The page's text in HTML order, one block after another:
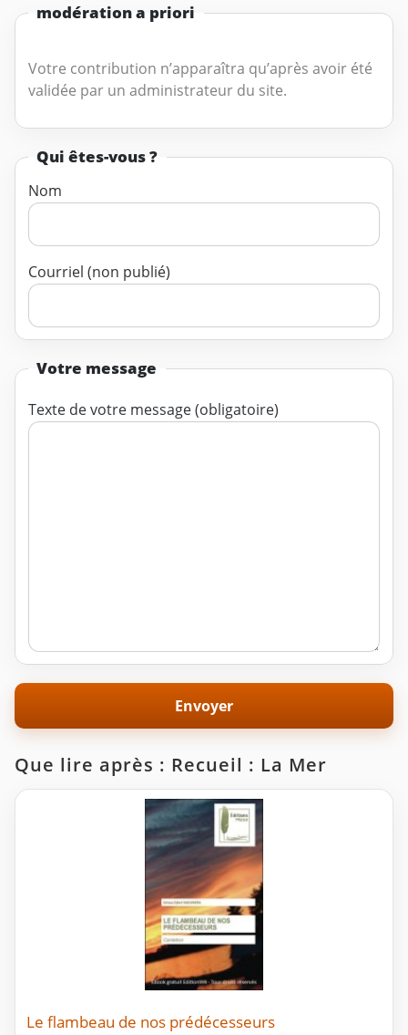
modération a priori
Votre contribution n’apparaîtra qu’après avoir été
validée par un administrateur du site.
Qui êtes-vous ?
Nom
Courriel (non publié)
Votre message
Texte de votre message (obligatoire)
Que lire après : Recueil : La Mer
Le flambeau de nos prédécesseurs